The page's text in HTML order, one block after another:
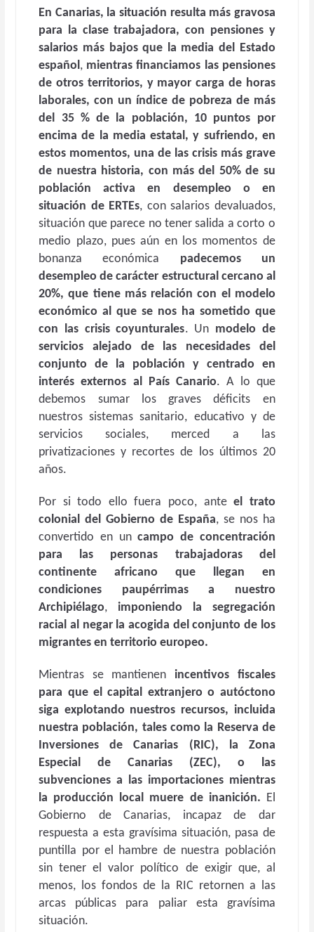
En Canarias, la situación resulta más gravosa
para la clase trabajadora, con pensiones y
salarios más bajos que la media del Estado
español, mientras financiamos las pensiones
de otros territorios, y mayor carga de horas
laborales, con un índice de pobreza de más
del 35 % de la población, 10 puntos por
encima de la media estatal, y sufriendo, en
estos momentos, una de las crisis más grave
de nuestra historia, con más del 50% de su
población activa en desempleo o en
situación de ERTEs, con salarios devaluados,
situación que parece no tener salida a corto o
medio plazo, pues aún en los momentos de
bonanza económica padecemos un
desempleo de carácter estructural cercano al
20%, que tiene más relación con el modelo
económico al que se nos ha sometido que
con las crisis coyunturales. Un modelo de
servicios alejado de las necesidades del
conjunto de la población y centrado en
interés externos al País Canario. A lo que
debemos sumar los graves déficits en
nuestros sistemas sanitario, educativo y de
servicios sociales, merced a las
privatizaciones y recortes de los últimos 20
años.
Por si todo ello fuera poco, anteel trato
colonial del Gobierno de España, se nos ha
convertido en uncampo de concentración
para las personas trabajadoras del
continente africano que llegan en
condiciones paupérrimas a nuestro
Archipiélago,imponiendo la segregación
racial al negar la acogida del conjunto de los
migrantes en territorio europeo.
Mientras se mantienenincentivos fiscales
para que el capital extranjero o autóctono
siga explotando nuestros recursos, incluida
nuestra población, tales como la Reserva de
Inversiones de Canarias (RIC), la Zona
Especial de Canarias (ZEC), o las
subvenciones a las importaciones mientras
la producción local muere de inanición. El
Gobierno de Canarias, incapaz de dar
respuesta a esta gravísima situación, pasa de
puntilla por el hambre de nuestra población
sin tener el valor político de exigir que, al
menos, los fondos de la RIC retornen a las
arcas públicas para paliar esta gravísima
situación.